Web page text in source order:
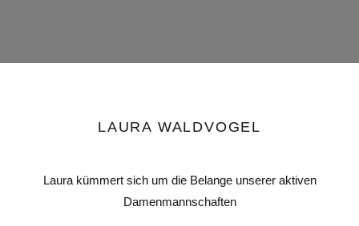
LAURA WALDVOGEL
Laura kümmert sich um die Belange unserer aktiven
Damenmannschaften